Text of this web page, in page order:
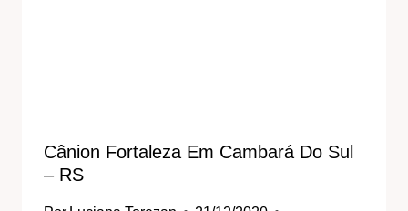
Cânion Fortaleza Em Cambará Do Sul
– RS